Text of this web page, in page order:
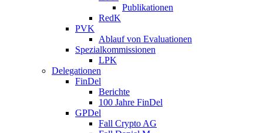
Publikationen
RedK
PVK
Ablauf von Evaluationen
Spezialkommissionen
LPK
Delegationen
FinDel
Berichte
100 Jahre FinDel
GPDel
Fall Crypto AG